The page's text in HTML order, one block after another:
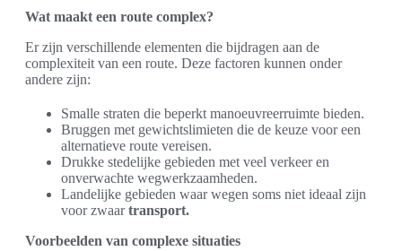
Wat maakt een route complex?
Er zijn verschillende elementen die bijdragen aan de
complexiteit van een route. Deze factoren kunnen onder
andere zijn:
Smalle straten die beperkt manoeuvreerruimte bieden.
Bruggen met gewichtslimieten die de keuze voor een
alternatieve route vereisen.
Drukke stedelijke gebieden met veel verkeer en
onverwachte wegwerkzaamheden.
Landelijke gebieden waar wegen soms niet ideaal zijn
voor zwaartransport.
Voorbeelden van complexe situaties